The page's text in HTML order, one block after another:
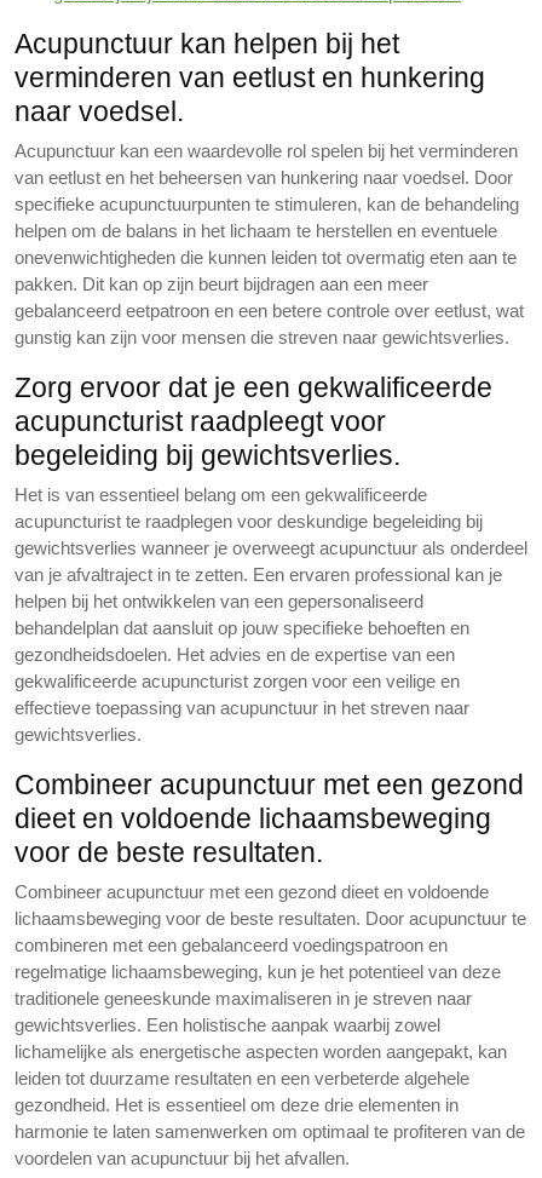
Acupunctuur kan helpen bij het
verminderen van eetlust en hunkering
naar voedsel.
Acupunctuur kan een waardevolle rol spelen bij het verminderen
van eetlust en het beheersen van hunkering naar voedsel. Door
specifieke acupunctuurpunten te stimuleren, kan de behandeling
helpen om de balans in het lichaam te herstellen en eventuele
onevenwichtigheden die kunnen leiden tot overmatig eten aan te
pakken. Dit kan op zijn beurt bijdragen aan een meer
gebalanceerd eetpatroon en een betere controle over eetlust, wat
gunstig kan zijn voor mensen die streven naar gewichtsverlies.
Zorg ervoor dat je een gekwalificeerde
acupuncturist raadpleegt voor
begeleiding bij gewichtsverlies.
Het is van essentieel belang om een gekwalificeerde
acupuncturist te raadplegen voor deskundige begeleiding bij
gewichtsverlies wanneer je overweegt acupunctuur als onderdeel
van je afvaltraject in te zetten. Een ervaren professional kan je
helpen bij het ontwikkelen van een gepersonaliseerd
behandelplan dat aansluit op jouw specifieke behoeften en
gezondheidsdoelen. Het advies en de expertise van een
gekwalificeerde acupuncturist zorgen voor een veilige en
effectieve toepassing van acupunctuur in het streven naar
gewichtsverlies.
Combineer acupunctuur met een gezond
dieet en voldoende lichaamsbeweging
voor de beste resultaten.
Combineer acupunctuur met een gezond dieet en voldoende
lichaamsbeweging voor de beste resultaten. Door acupunctuur te
combineren met een gebalanceerd voedingspatroon en
regelmatige lichaamsbeweging, kun je het potentieel van deze
traditionele geneeskunde maximaliseren in je streven naar
gewichtsverlies. Een holistische aanpak waarbij zowel
lichamelijke als energetische aspecten worden aangepakt, kan
leiden tot duurzame resultaten en een verbeterde algehele
gezondheid. Het is essentieel om deze drie elementen in
harmonie te laten samenwerken om optimaal te profiteren van de
voordelen van acupunctuur bij het afvallen.